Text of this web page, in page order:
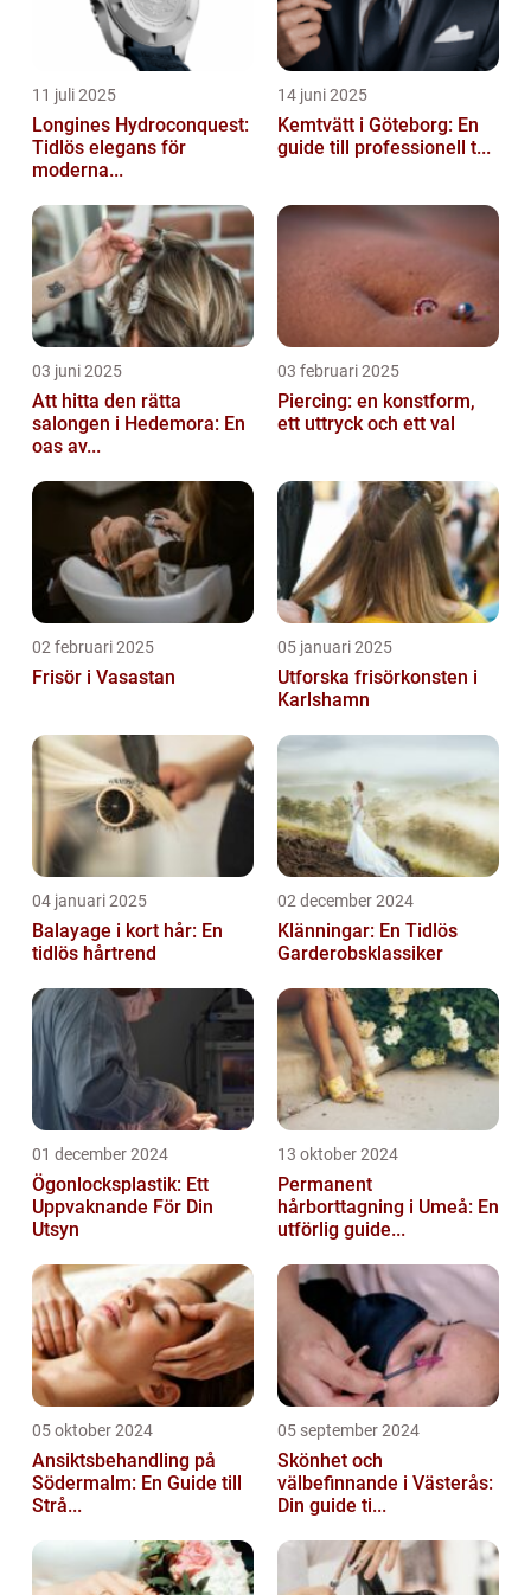
11 juli 2025
Longines Hydroconquest:
Tidlös elegans för
moderna...
14 juni 2025
Kemtvätt i Göteborg: En
guide till professionell t...
03 juni 2025
Att hitta den rätta
salongen i Hedemora: En
oas av...
03 februari 2025
Piercing: en konstform,
ett uttryck och ett val
02 februari 2025
Frisör i Vasastan
05 januari 2025
Utforska frisörkonsten i
Karlshamn
04 januari 2025
Balayage i kort hår: En
tidlös hårtrend
02 december 2024
Klänningar: En Tidlös
Garderobsklassiker
01 december 2024
Ögonlocksplastik: Ett
Uppvaknande För Din
Utsyn
13 oktober 2024
Permanent
hårborttagning i Umeå: En
utförlig guide...
05 oktober 2024
Ansiktsbehandling på
Södermalm: En Guide till
Strå...
05 september 2024
Skönhet och
välbefinnande i Västerås:
Din guide ti...